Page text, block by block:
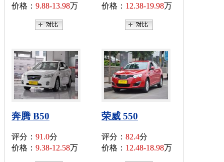
价格： 9.88-13.98万
价格： 12.38-19.98万
奔腾 B50
评分： 91.0分
价格： 9.38-12.58万
荣威 550
评分： 82.4分
价格： 12.48-18.98万